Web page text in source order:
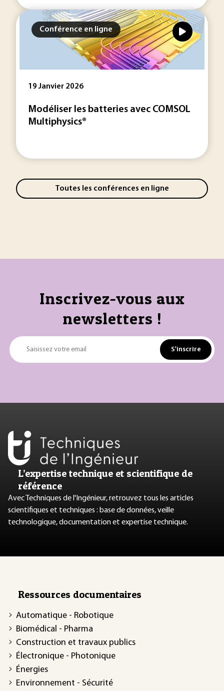
Conférence en ligne
19 Janvier 2026
Modéliser les batteries avec COMSOL
Multiphysics®
Toutes les conférences en ligne
Inscrivez-vous aux
newsletters !
Saisissez votre email S'inscrire
L’expertise technique et scientifique de
référence
Avec Techniques de l'Ingénieur, retrouvez tous les articles
scientifiques et techniques : base de données, veille
technologique, documentation et expertise technique.
Ressources documentaires
Automatique - Robotique
Biomédical - Pharma
Construction et travaux publics
Électronique - Photonique
Énergies
Environnement - Sécurité